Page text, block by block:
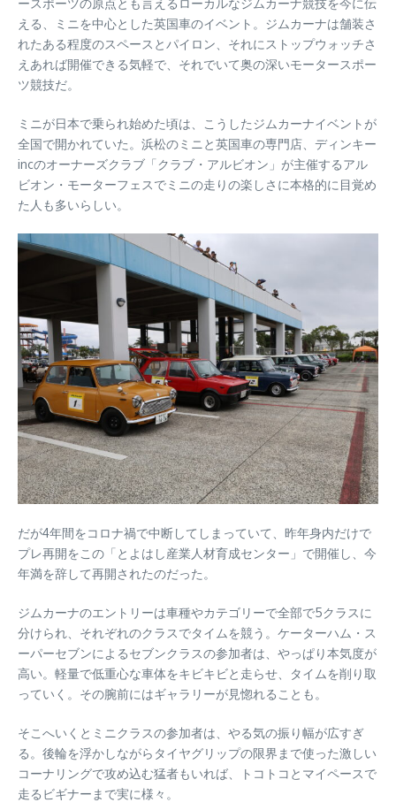
ースポーツの原点とも言えるローカルなジムカーナ競技を今に伝
える、ミニを中心とした英国車のイベント。ジムカーナは舗装さ
れたある程度のスペースとパイロン、それにストップウォッチさ
えあれば開催できる気軽で、それでいて奥の深いモータースポー
ツ競技だ。
ミニが日本で乗られ始めた頃は、こうしたジムカーナイベントが
全国で開かれていた。浜松のミニと英国車の専門店、ディンキー
incのオーナーズクラブ「クラブ・アルビオン」が主催するアル
ビオン・モーターフェスでミニの走りの楽しさに本格的に目覚め
た人も多いらしい。
だが4年間をコロナ禍で中断してしまっていて、昨年身内だけで
プレ再開をこの「とよはし産業人材育成センター」で開催し、今
年満を辞して再開されたのだった。
ジムカーナのエントリーは車種やカテゴリーで全部で5クラスに
分けられ、それぞれのクラスでタイムを競う。ケーターハム・ス
ーパーセブンによるセブンクラスの参加者は、やっぱり本気度が
高い。軽量で低重心な車体をキビキビと走らせ、タイムを削り取
っていく。その腕前にはギャラリーが見惚れることも。
そこへいくとミニクラスの参加者は、やる気の振り幅が広すぎ
る。後輪を浮かしながらタイヤグリップの限界まで使った激しい
コーナリングで攻め込む猛者もいれば、トコトコとマイペースで
走るビギナーまで実に様々。